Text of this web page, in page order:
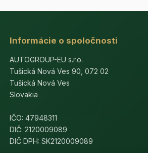
Informácie o spoločnosti
AUTOGROUP-EU s.r.o.
Tušická Nová Ves 90, 072 02
Tušická Nová Ves
Slovakia
IČO: 47948311
DIČ: 2120009089
DIČ DPH: SK2120009089